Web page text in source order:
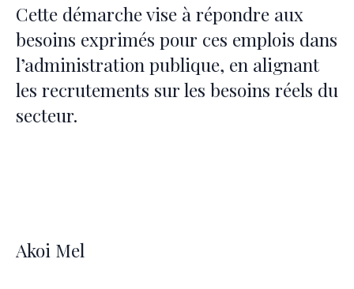
Cette démarche vise à répondre aux
besoins exprimés pour ces emplois dans
l’administration publique, en alignant
les recrutements sur les besoins réels du
secteur.
Akoi Mel